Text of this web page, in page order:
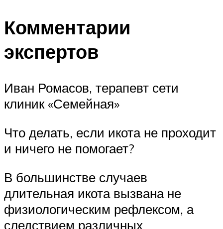
Комментарии
экспертов
Иван Ромасов, терапевт сети
клиник «Семейная»
Что делать, если икота не проходит
и ничего не помогает?
В большинстве случаев
длительная икота вызвана не
физиологическим рефлексом, а
следствием различных